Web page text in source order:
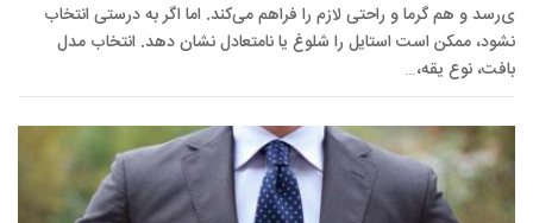
ی‌رسد و هم گرما و راحتی لازم را فراهم می‌کند. اما اگر به درستی انتخاب
نشود، ممکن است استایل را شلوغ یا نامتعادل نشان دهد. انتخاب مدل
بافت، نوع یقه،…